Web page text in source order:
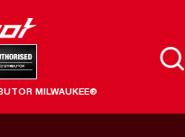
MILWAUKEE®